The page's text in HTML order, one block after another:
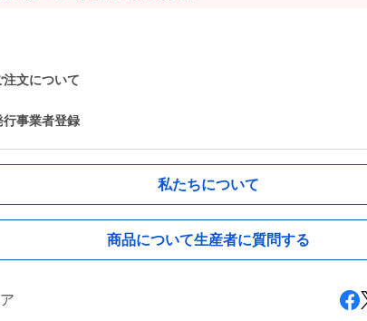
文について
事業者登録
私たちについて
商品について生産者に質問する